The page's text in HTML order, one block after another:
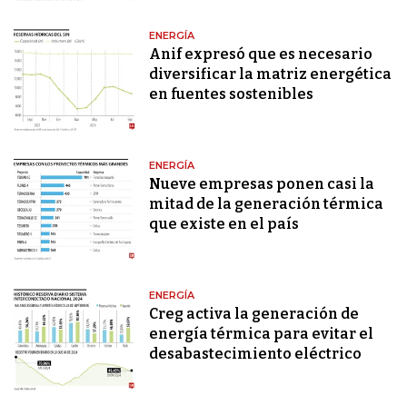
ENERGÍA
Anif expresó que es necesario
diversificar la matriz energética
en fuentes sostenibles
ENERGÍA
Nueve empresas ponen casi la
mitad de la generación térmica
que existe en el país
ENERGÍA
Creg activa la generación de
energía térmica para evitar el
desabastecimiento eléctrico